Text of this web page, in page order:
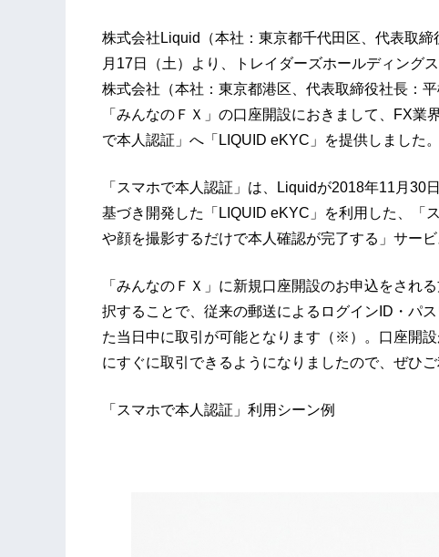
株式会社Liquid（本社：東京都千代田区、代表取
月17日（土）より、トレイダーズホールディング
株式会社（本社：東京都港区、代表取締役社長：
「みんなのＦＸ」の口座開設におきまして、FX
で本人認証」へ「LIQUID eKYC」を提供しました。
「スマホで本人認証」は、Liquidが2018年11月30
基づき開発した「LIQUID eKYC」を利用した、「
や顔を撮影するだけで本人確認が完了する」サービ
「みんなのＦＸ」に新規口座開設のお申込をされ
択することで、従来の郵送によるログインID・パ
た当日中に取引が可能となります（※）。口座開
にすぐに取引できるようになりましたので、ぜひご
「スマホで本人認証」利用シーン例